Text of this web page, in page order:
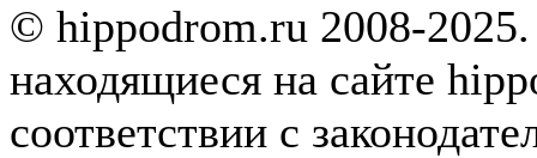
© hippodrom.ru 2008-
находящиеся на сайте
соответствии с